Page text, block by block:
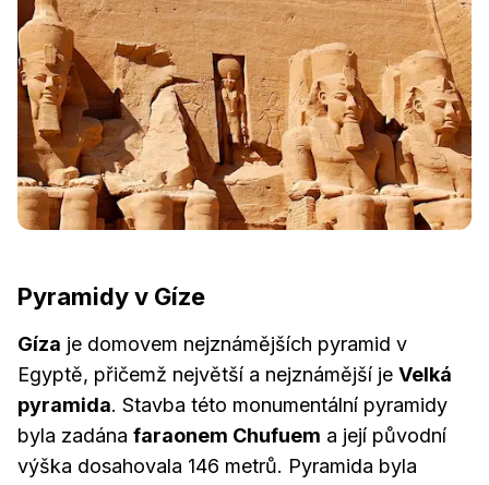
Pyramidy v Gíze
Gíza je domovem nejznámějších pyramid v
Egyptě, přičemž největší a nejznámější je Velká
pyramida. Stavba této monumentální pyramidy
byla zadána faraonem Chufuem a její původní
výška dosahovala 146 metrů. Pyramida byla